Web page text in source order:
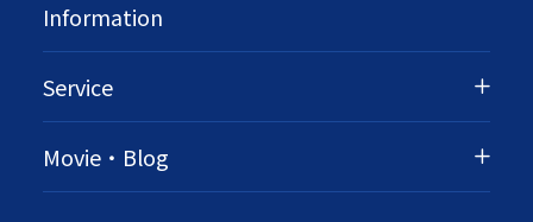
Information
Service
Movie・Blog